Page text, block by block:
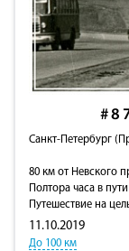
Санкт-Петербург
80 км от Невского
Полтора часа в пути
Путешествие на
11.10.2019
До 100 км